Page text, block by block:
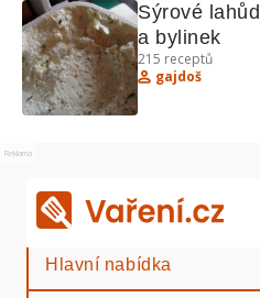
Sýrové
a bylinek
215 receptů
gajdoš
Reklama
Hlavní nabídka